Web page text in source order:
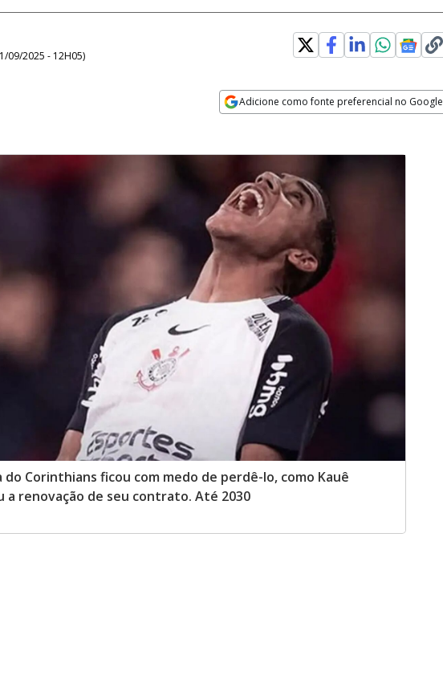
09/2025 - 12H05)
Adicione como fonte preferencial no Google
Corinthians ficou com medo de perdê-lo, como Kauê
a renovação de seu contrato. Até 2030